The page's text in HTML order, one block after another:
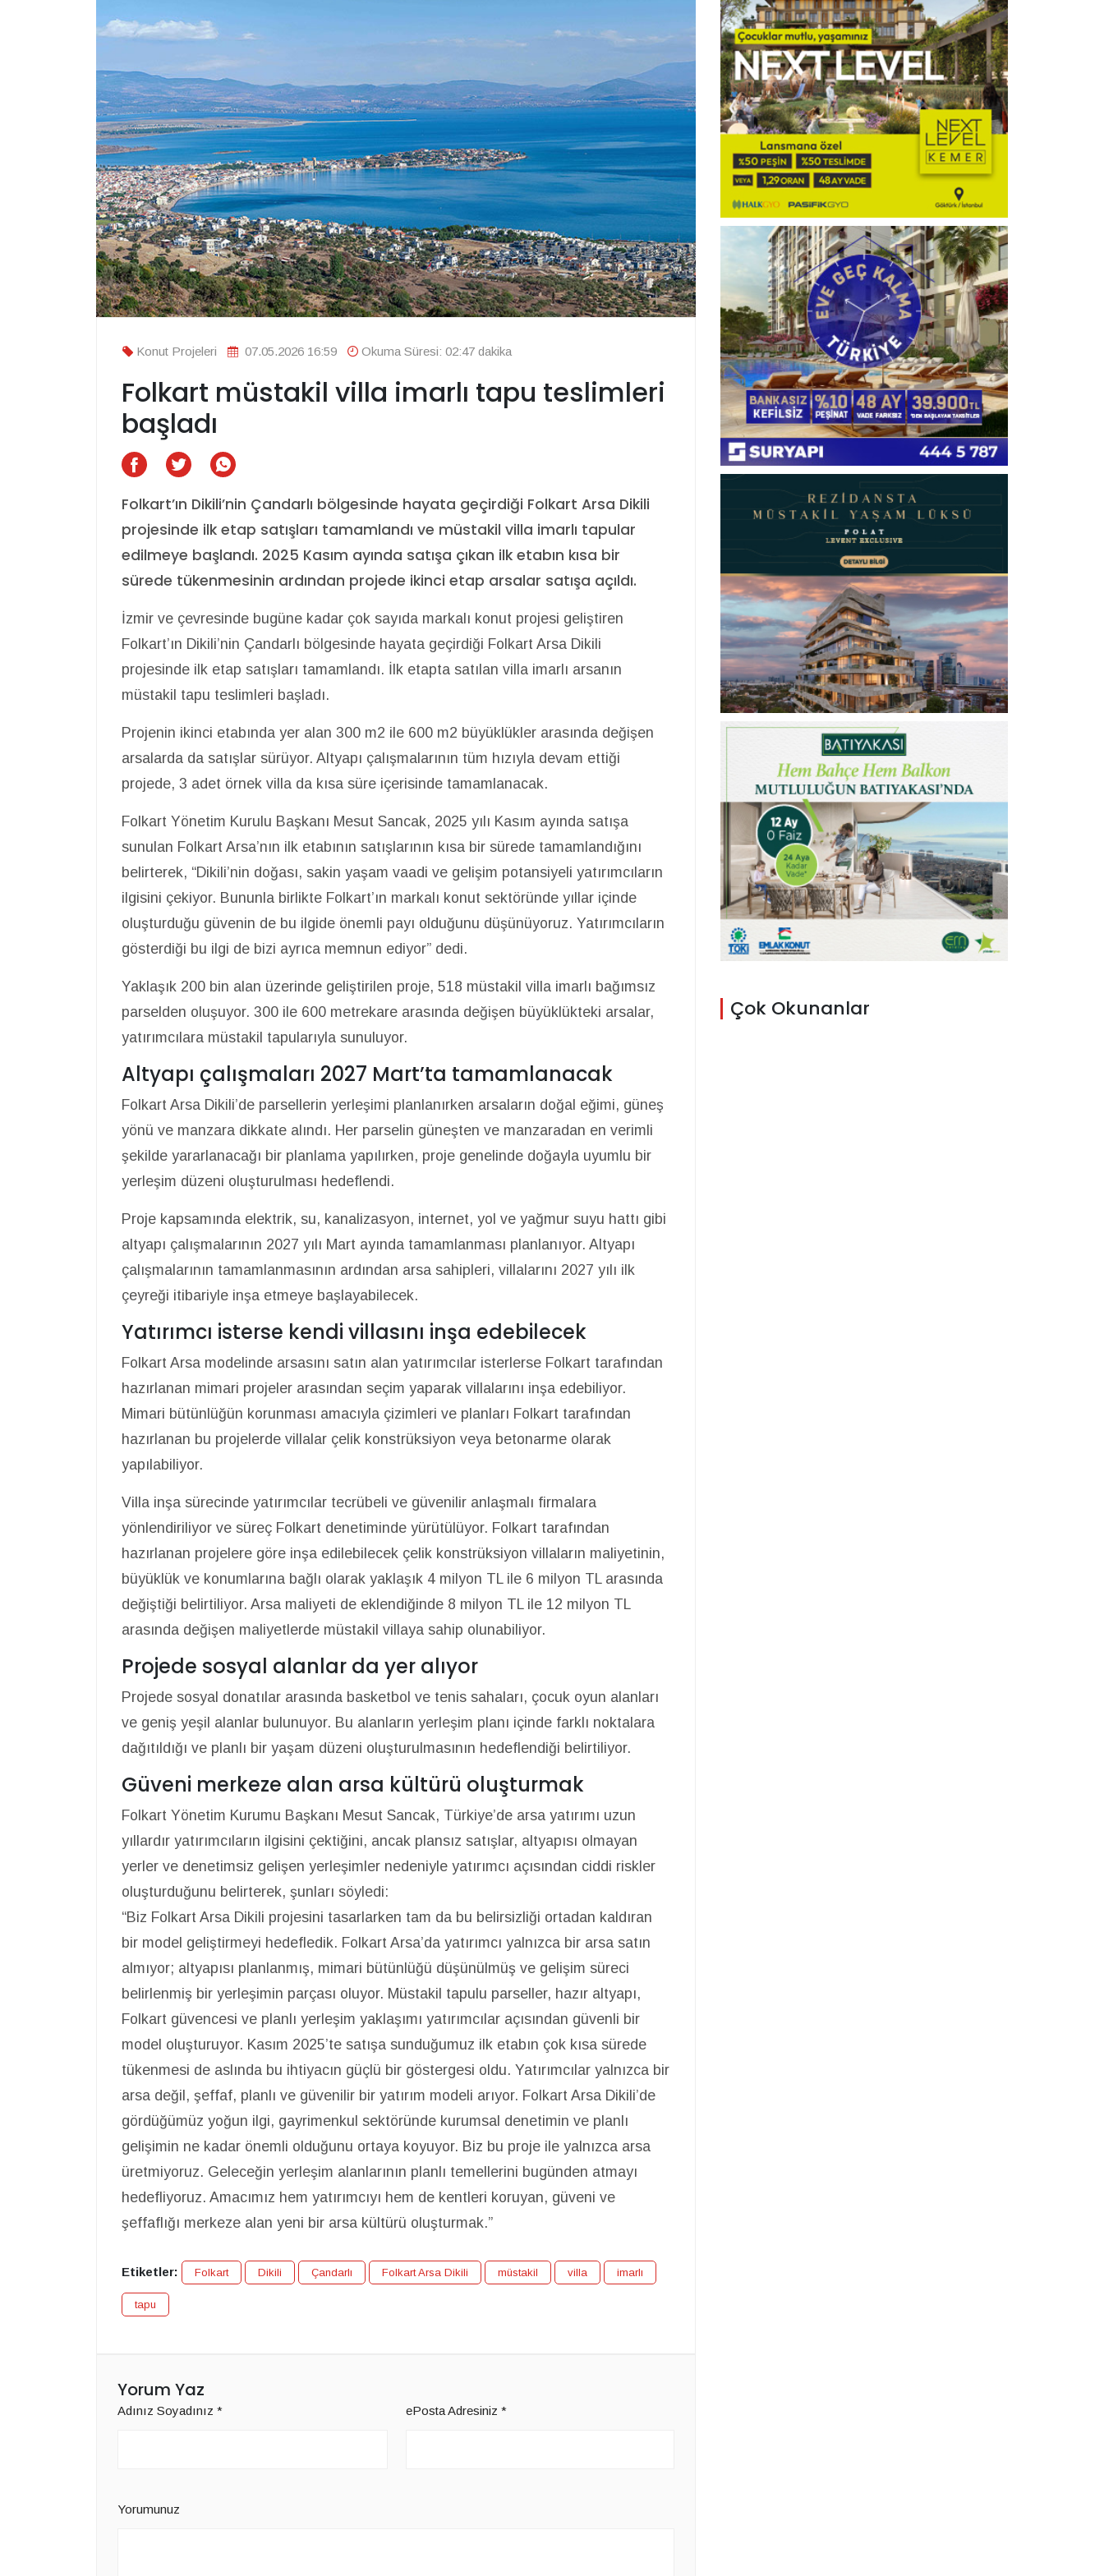
Konut Projeleri 07.05.2026 16:59 Okuma Süresi: 02:47 dakika
Folkart müstakil villa imarlı tapu teslimleri
başladı
Folkart’ın Dikili’nin Çandarlı bölgesinde hayata geçirdiği Folkart Arsa Dikili
projesinde ilk etap satışları tamamlandı ve müstakil villa imarlı tapular
edilmeye başlandı. 2025 Kasım ayında satışa çıkan ilk etabın kısa bir
sürede tükenmesinin ardından projede ikinci etap arsalar satışa açıldı.
İzmir ve çevresinde bugüne kadar çok sayıda markalı konut projesi geliştiren
Folkart’ın Dikili’nin Çandarlı bölgesinde hayata geçirdiği Folkart Arsa Dikili
projesinde ilk etap satışları tamamlandı. İlk etapta satılan villa imarlı arsanın
müstakil tapu teslimleri başladı.
Projenin ikinci etabında yer alan 300 m2 ile 600 m2 büyüklükler arasında değişen
arsalarda da satışlar sürüyor. Altyapı çalışmalarının tüm hızıyla devam ettiği
projede, 3 adet örnek villa da kısa süre içerisinde tamamlanacak.
Folkart Yönetim Kurulu Başkanı Mesut Sancak, 2025 yılı Kasım ayında satışa
sunulan Folkart Arsa’nın ilk etabının satışlarının kısa bir sürede tamamlandığını
belirterek, “Dikili’nin doğası, sakin yaşam vaadi ve gelişim potansiyeli yatırımcıların
ilgisini çekiyor. Bununla birlikte Folkart’ın markalı konut sektöründe yıllar içinde
oluşturduğu güvenin de bu ilgide önemli payı olduğunu düşünüyoruz. Yatırımcıların
gösterdiği bu ilgi de bizi ayrıca memnun ediyor” dedi.
Yaklaşık 200 bin alan üzerinde geliştirilen proje, 518 müstakil villa imarlı bağımsız
parselden oluşuyor. 300 ile 600 metrekare arasında değişen büyüklükteki arsalar,
yatırımcılara müstakil tapularıyla sunuluyor.
Altyapı çalışmaları 2027 Mart’ta tamamlanacak
Folkart Arsa Dikili’de parsellerin yerleşimi planlanırken arsaların doğal eğimi, güneş
yönü ve manzara dikkate alındı. Her parselin güneşten ve manzaradan en verimli
şekilde yararlanacağı bir planlama yapılırken, proje genelinde doğayla uyumlu bir
yerleşim düzeni oluşturulması hedeflendi.
Proje kapsamında elektrik, su, kanalizasyon, internet, yol ve yağmur suyu hattı gibi
altyapı çalışmalarının 2027 yılı Mart ayında tamamlanması planlanıyor. Altyapı
çalışmalarının tamamlanmasının ardından arsa sahipleri, villalarını 2027 yılı ilk
çeyreği itibariyle inşa etmeye başlayabilecek.
Yatırımcı isterse kendi villasını inşa edebilecek
Folkart Arsa modelinde arsasını satın alan yatırımcılar isterlerse Folkart tarafından
hazırlanan mimari projeler arasından seçim yaparak villalarını inşa edebiliyor.
Mimari bütünlüğün korunması amacıyla çizimleri ve planları Folkart tarafından
hazırlanan bu projelerde villalar çelik konstrüksiyon veya betonarme olarak
yapılabiliyor.
Villa inşa sürecinde yatırımcılar tecrübeli ve güvenilir anlaşmalı firmalara
yönlendiriliyor ve süreç Folkart denetiminde yürütülüyor. Folkart tarafından
hazırlanan projelere göre inşa edilebilecek çelik konstrüksiyon villaların maliyetinin,
büyüklük ve konumlarına bağlı olarak yaklaşık 4 milyon TL ile 6 milyon TL arasında
değiştiği belirtiliyor. Arsa maliyeti de eklendiğinde 8 milyon TL ile 12 milyon TL
arasında değişen maliyetlerde müstakil villaya sahip olunabiliyor.
Projede sosyal alanlar da yer alıyor
Projede sosyal donatılar arasında basketbol ve tenis sahaları, çocuk oyun alanları
ve geniş yeşil alanlar bulunuyor. Bu alanların yerleşim planı içinde farklı noktalara
dağıtıldığı ve planlı bir yaşam düzeni oluşturulmasının hedeflendiği belirtiliyor.
Güveni merkeze alan arsa kültürü oluşturmak
Folkart Yönetim Kurumu Başkanı Mesut Sancak, Türkiye’de arsa yatırımı uzun
yıllardır yatırımcıların ilgisini çektiğini, ancak plansız satışlar, altyapısı olmayan
yerler ve denetimsiz gelişen yerleşimler nedeniyle yatırımcı açısından ciddi riskler
oluşturduğunu belirterek, şunları söyledi:
“Biz Folkart Arsa Dikili projesini tasarlarken tam da bu belirsizliği ortadan kaldıran
bir model geliştirmeyi hedefledik. Folkart Arsa’da yatırımcı yalnızca bir arsa satın
almıyor; altyapısı planlanmış, mimari bütünlüğü düşünülmüş ve gelişim süreci
belirlenmiş bir yerleşimin parçası oluyor. Müstakil tapulu parseller, hazır altyapı,
Folkart güvencesi ve planlı yerleşim yaklaşımı yatırımcılar açısından güvenli bir
model oluşturuyor. Kasım 2025’te satışa sunduğumuz ilk etabın çok kısa sürede
tükenmesi de aslında bu ihtiyacın güçlü bir göstergesi oldu. Yatırımcılar yalnızca bir
arsa değil, şeffaf, planlı ve güvenilir bir yatırım modeli arıyor. Folkart Arsa Dikili’de
gördüğümüz yoğun ilgi, gayrimenkul sektöründe kurumsal denetimin ve planlı
gelişimin ne kadar önemli olduğunu ortaya koyuyor. Biz bu proje ile yalnızca arsa
üretmiyoruz. Geleceğin yerleşim alanlarının planlı temellerini bugünden atmayı
hedefliyoruz. Amacımız hem yatırımcıyı hem de kentleri koruyan, güveni ve
şeffaflığı merkeze alan yeni bir arsa kültürü oluşturmak.”
Etiketler: Folkart Dikili Çandarlı Folkart Arsa Dikili müstakil villa imarlı
tapu
Yorum Yaz
Adınız Soyadınız * ePosta Adresiniz *
Yorumunuz
Çok Okunanlar